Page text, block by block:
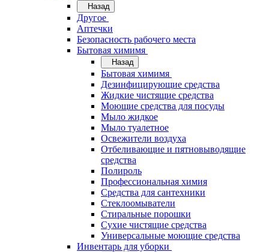
Назад
Другое
Аптечки
Безопасность рабочего места
Бытовая химимя
Назад
Бытовая химимя
Дезинфицирующие средства
Жидкие чистящие средства
Моющие средства для посуды
Мыло жидкое
Мыло туалетное
Освежители воздуха
Отбеливающие и пятновыводящие
средства
Полироль
Профессиональная химия
Средства для сантехники
Стеклоомыватели
Стиральные порошки
Сухие чистящие средства
Универсальные моющие средства
Инвентарь для уборки